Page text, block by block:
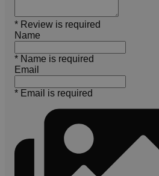
* Review is required
Name
* Name is required
Email
* Email is required